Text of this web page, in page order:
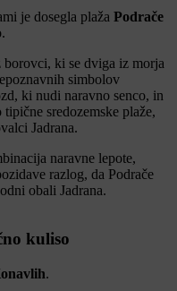
je dosegla plaža Podrače
borovci, ki se dviga iz morja
simbolov
ki nudi naravno senco, in
sredozemske plaže,
Jadrana.
naravne lepote,
razlog, da Podrače
obali Jadrana.
kuliso
.